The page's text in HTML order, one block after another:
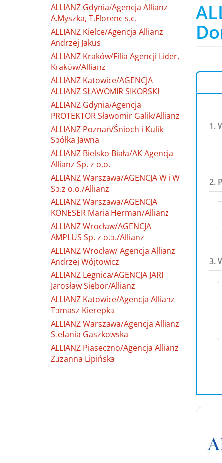
ALLIANZ Gdynia/Agencja Allianz
A.Myszka, T.Florenc s.c.
ALLIANZ Kielce/Agencja Allianz
Andrzej Jakus
ALLIANZ Kraków/Filia Agencji Lider,
Kraków/Allianz
ALLIANZ Katowice/AGENCJA
ALLIANZ SŁAWOMIR SIKORSKI
ALLIANZ Gdynia/Agencja
PROTEKTOR Sławomir Galik/Allianz
ALLIANZ Poznań/Śnioch i Kulik
Spółka Jawna
ALLIANZ Bielsko-Biała/AK Agencja
Allianz Sp. z o.o.
ALLIANZ Warszawa/AGENCJA W i W
Sp.z o.o./Allianz
ALLIANZ Warszawa/AGENCJA
KONESER Maria Herman/Allianz
ALLIANZ Wrocław/AGENCJA
AMPLUS Sp. z o.o./Allianz
ALLIANZ Wrocław/ Agencja Allianz
Andrzej Wójtowicz
ALLIANZ Legnica/AGENCJA JARI
Jarosław Siębor/Allianz
ALLIANZ Katowice/Agencja Allianz
Tomasz Kierepka
ALLIANZ Warszawa/Agencja Allianz
Stefania Gaszkowska
ALLIANZ Piaseczno/Agencja Allianz
Zuzanna Lipińska
1.
2.
3.